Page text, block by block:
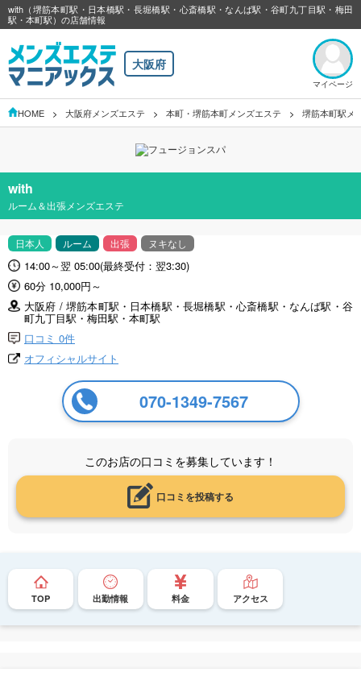
with（堺筋本町駅・日本橋駅・長堀橋駅・心斎橋駅・なんば駅・谷町九丁目駅・梅田
駅・本町駅）の店舗情報
大阪府
マイページ
HOME 大阪府メンズエステ 本町・堺筋本町メンズエステ 堺筋本町駅メ
with
ルーム＆出張メンズエステ
日本人 ルーム 出張 ヌキなし
14:00～翌 05:00(最終受付：翌3:30)
60分 10,000円～
大阪府 / 堺筋本町駅・日本橋駅・長堀橋駅・心斎橋駅・なんば駅・谷
町九丁目駅・梅田駅・本町駅
口コミ 0件
オフィシャルサイト
070-1349-7567
このお店の口コミを募集しています！
口コミを投稿する
TOP 出勤情報 料金 アクセス